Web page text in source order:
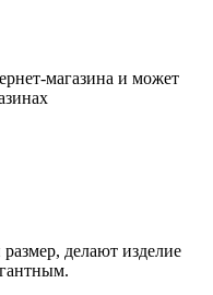
магазина и может
делают изделие